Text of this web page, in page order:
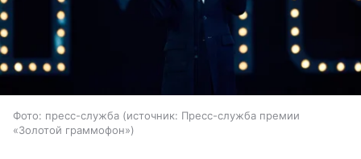
Фото: пресс-служба источник: Пресс-служба премии
«Золотой граммофон»